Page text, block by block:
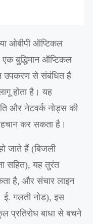
ओबीपी ऑप्टिकल
बुद्धिमान ऑप्टिकल
उपकरण से संबंधित है
होता है। यह
और नेटवर्क नोड्स की
कर सकता है।
जाते हैं (बिजली
सहित), यह तुरंत
है, और संचार लाइन
ई. गलती नोड), इस
प्रतिरोध बाधा से बचने